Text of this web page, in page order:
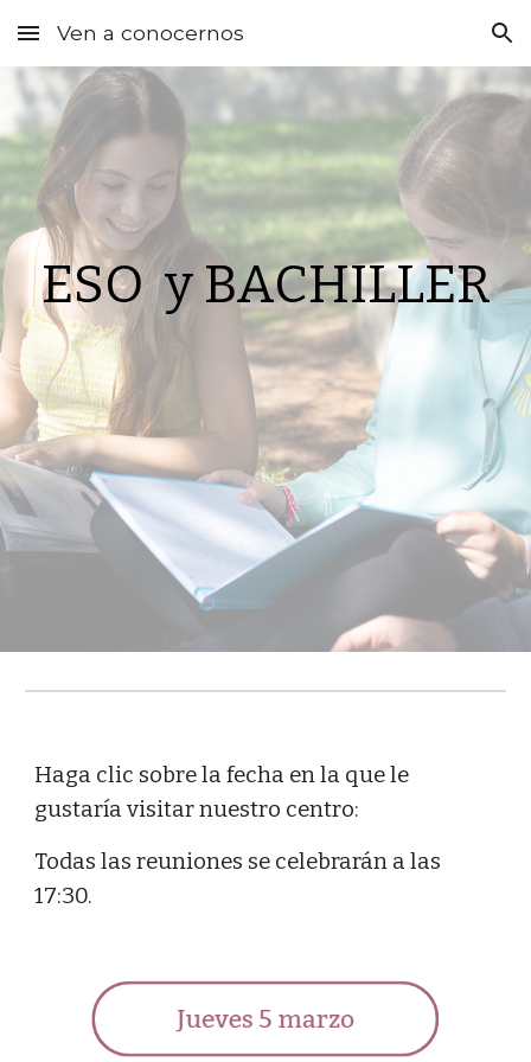
Skip to main content Skip to navigation
Ven a conocernos
ESO y BACHILLER
Haga clic sobre la fecha en la que le
gustaría visitar nuestro centro:
Todas las reuniones se celebrarán a las
17:30.